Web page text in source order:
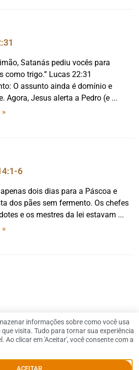
Satanás pediu vocês para
como trigo.” Lucas 22:31
O assunto ainda é domínio e
Agora, Jesus alerta a Pedro (e
6
dois dias para a Páscoa e
dos pães sem fermento. Os chefes
e os mestres da lei estavam
|
Contato
informações sobre como você usa
visita. Tudo para tornar sua experiência
Ao clicar em 'Aceitar', você consente com a
ACEITAR